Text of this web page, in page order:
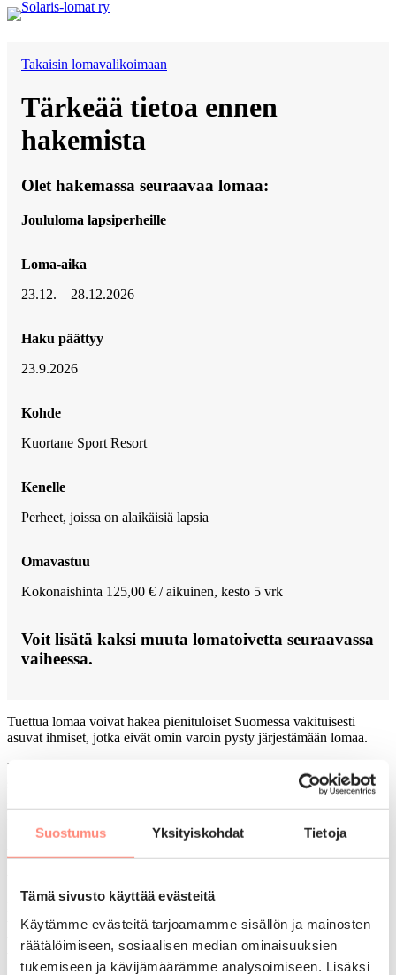
Suostumus Yksityiskohdat Tietoja
Tämä sivusto käyttää evästeitä
Käytämme evästeitä tarjoamamme sisällön ja mainosten
räätälöimiseen, sosiaalisen median ominaisuuksien
tukemiseen ja kävijämäärämme analysoimiseen. Lisäksi
Siirry
Takaisin lomavalikoimaan
Tärkeää tietoa ennen
hakemista
Olet hakemassa seuraavaa lomaa:
Joululoma lapsiperheille
Loma-aika
23.12. – 28.12.2026
Haku päättyy
23.9.2026
Kohde
Kuortane Sport Resort
Kenelle
Perheet, joissa on alaikäisiä lapsia
Omavastuu
Kokonaishinta 125,00 € / aikuinen, kesto 5 vrk
Voit lisätä kaksi muuta lomatoivetta seuraavassa
vaiheessa.
Tuettua lomaa voivat hakea pienituloiset Suomessa vakituisesti
asuvat ihmiset, jotka eivät omin varoin pysty järjestämään lomaa.
Lomapäätökseen vaikuttaa taloudellinen, terveydellinen ja
sosiaalinen tilanne. Lomaa ei voida myöntää ilman perusteluja.
Hakemuksella annetut tiedot tulevat vain lomahakemuksen
Lomatuki voidaan myöntää korkeintaan joka kolmas vuosi.
Vuonna 2026 tuetun loman voivat saada 2023 tai aikaisemmin
Lomatuki voidaan myöntää enintään kolme kertaa kymmenen
vuoden aikana. Tässä otetaan huomioon tuetut lomat edellisten 10
vuoden ajalta. Vuoden 2026 lomahakuun vaikuttavat tuetut lomat
vuodesta 2017 lähtien.